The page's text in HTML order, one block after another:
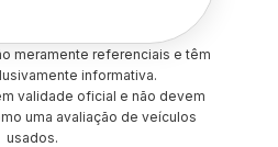
meramente referenciais e têm
informativa.
validade oficial e não devem
uma avaliação de veículos
usados.